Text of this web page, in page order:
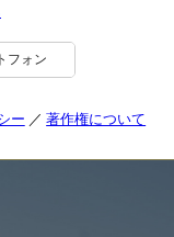
フォン
ー 著作権について